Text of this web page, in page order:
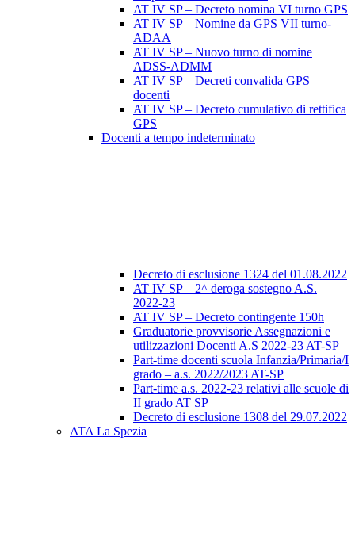
AT IV SP – Decreto nomina VI turno GPS
AT IV SP – Nomine da GPS VII turno-
ADAA
AT IV SP – Nuovo turno di nomine
ADSS-ADMM
AT IV SP – Decreti convalida GPS
docenti
AT IV SP – Decreto cumulativo di rettifica
GPS
Docenti a tempo indeterminato
Decreto di esclusione 1324 del 01.08.2022
AT IV SP – 2^ deroga sostegno A.S.
2022-23
AT IV SP – Decreto contingente 150h
Graduatorie provvisorie Assegnazioni e
utilizzazioni Docenti A.S 2022-23 AT-SP
Part-time docenti scuola Infanzia/Primaria/I
grado – a.s. 2022/2023 AT-SP
Part-time a.s. 2022-23 relativi alle scuole di
II grado AT SP
Decreto di esclusione 1308 del 29.07.2022
ATA La Spezia